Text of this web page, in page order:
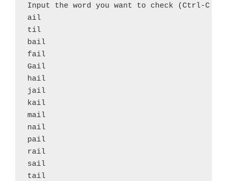
Input the word you want to check (Ctrl-C
ail
til
bail
fail
Gail
hail
jail
kail
mail
nail
pail
rail
sail
tail